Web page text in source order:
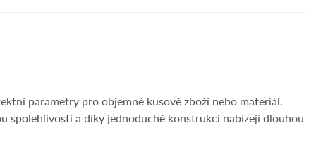
parametry pro objemné kusové zboží nebo materiál.
spolehlivostí a díky jednoduché konstrukci nabízejí dlouhou